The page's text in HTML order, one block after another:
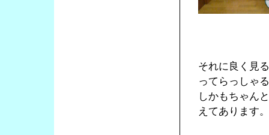
それに良く見
ってらっしゃ
しかもちゃん
えてあります。